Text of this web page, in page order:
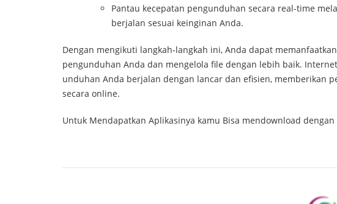
Pantau kecepatan pengunduhan secara real-time
berjalan sesuai keinginan Anda.
Dengan mengikuti langkah-langkah ini, Anda dapat
pengunduhan Anda dan mengelola file dengan lebih baik.
unduhan Anda berjalan dengan lancar dan efisien, memberikan
secara online.
Untuk Mendapatkan Aplikasinya kamu Bisa mendownload dengan